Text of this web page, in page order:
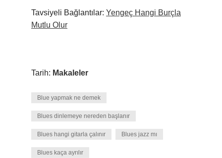
Tavsiyeli Bağlantılar: Yengeç Hangi Burçla
Mutlu Olur
Tarih: Makaleler
Blue yapmak ne demek
Blues dinlemeye nereden başlanır
Blues hangi gitarla çalınır Blues jazz mı
Blues kaça ayrılır